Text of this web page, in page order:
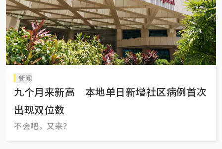
新闻
九个月来新高 本地单日新增社区病例首次
出现双位数
不会吧，又来？